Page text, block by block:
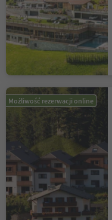
Możliwość rezerwacji online